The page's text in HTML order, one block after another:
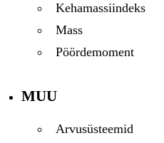
Kehamassiindeks
Mass
Pöördemoment
MUU
Arvusüsteemid